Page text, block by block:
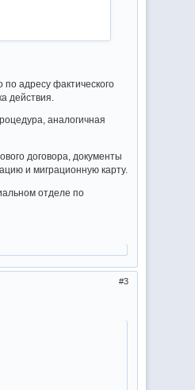
по адресу фактического
действия.
аналогичная
договора, документы
и миграционную карту.
отделе по
3